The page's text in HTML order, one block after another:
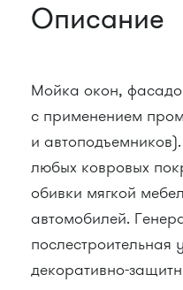
Описание
Мойка окон,
с применением
и
любых ковровых
обивки мягкой
автомобилей.
послестроительная
декоративно-